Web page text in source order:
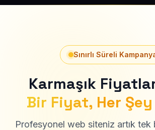
Sınırlı Süreli
Karmaşık
Bir Fiyat, Her
Profesyonel web siteniz artık tek